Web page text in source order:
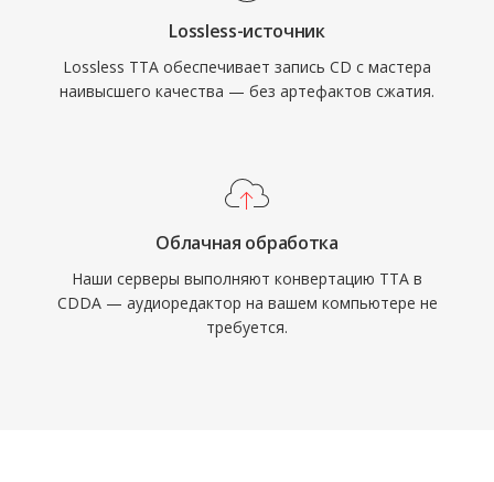
Lossless-источник
Lossless TTA обеспечивает запись CD с мастера
наивысшего качества — без артефактов сжатия.
Облачная обработка
Наши серверы выполняют конвертацию TTA в
CDDA — аудиоредактор на вашем компьютере не
требуется.